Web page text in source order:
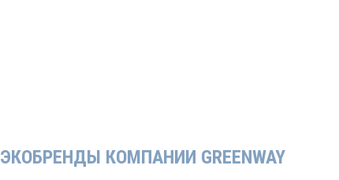
ЭКОБРЕНДЫ КОМПАНИИ GREENWAY